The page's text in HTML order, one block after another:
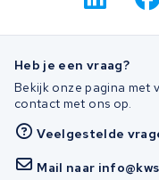
Heb je een vraag?
Bekijk onze pagina met
contact met ons op.
Veelgestelde
Mail naar